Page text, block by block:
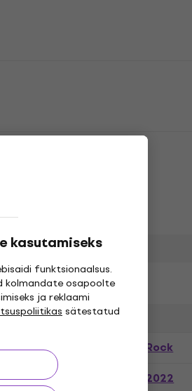
kasutamiseks
funktsionaalsus.
kolmandate osapoolte
ja reklaami
sätestatud
Rock
year 2022